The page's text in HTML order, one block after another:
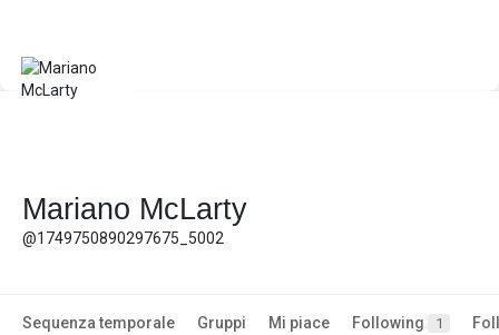
Mariano McLarty
@1749750890297675_5002
Sequenza temporale Gruppi Mi piace Following 1